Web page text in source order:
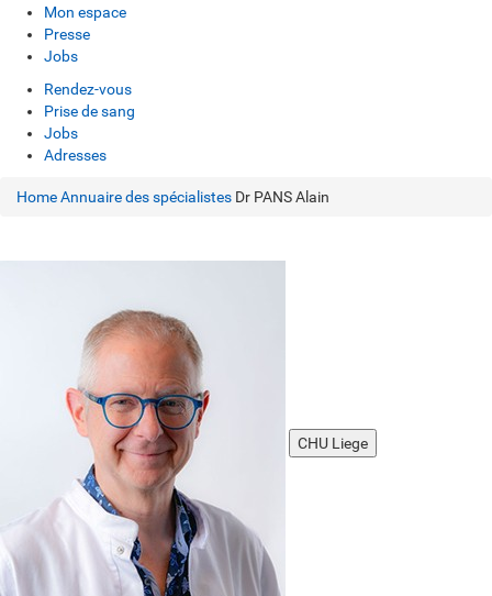
Mon espace
Presse
Jobs
Rendez-vous
Prise de sang
Jobs
Adresses
HomeAnnuaire des spécialistes Dr PANS Alain
CHU Liege